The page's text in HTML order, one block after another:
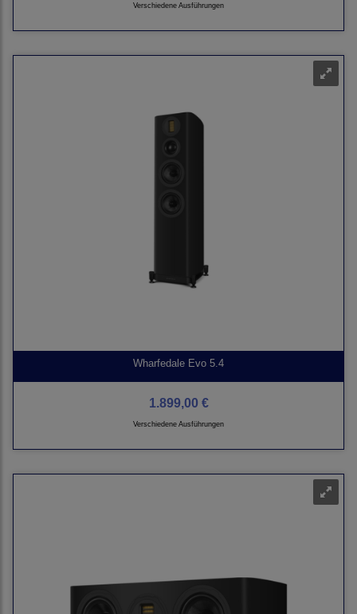
Verschiedene Ausführungen
Wharfedale Evo 5.4
1.899,00 €
Verschiedene Ausführungen